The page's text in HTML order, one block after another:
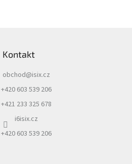
Kontakt
obchod@isix.cz
+420 603 539 206
+421 233 325 678
i6isix.cz
+420 603 539 206